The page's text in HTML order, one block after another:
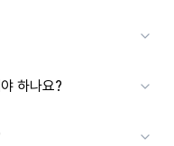
하나요?